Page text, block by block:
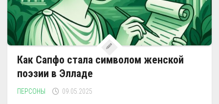
Как Сапфо стала символом женской
поэзии в Элладе
ПЕРСОНЫ 09.05.2025